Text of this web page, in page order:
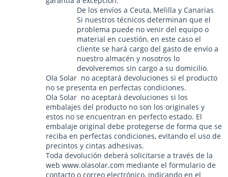
De los envíos a Ceuta, Melilla y Canarias
Si nuestros técnicos determinan que el
problema puede no venir del equipo o
material en cuestión, en este caso el
cliente se hará cargo del gasto de envío a
nuestro almacén y nosotros lo
devolveremos sin cargo a su domicilio.
Ola Solar no aceptará devoluciones si el producto
no se presenta en perfectas condiciones.
Ola Solar no aceptará devoluciones si los
embalajes del producto no son los originales y
estos no se encuentran en perfecto estado. El
embalaje original debe protegerse de forma que se
reciba en perfectas condiciones, evitando el uso de
precintos y cintas adhesivas.
Toda devolución deberá solicitarse a través de la
web www.olasolar.com mediante el formulario de
contacto o correo electrónico, indicando en el